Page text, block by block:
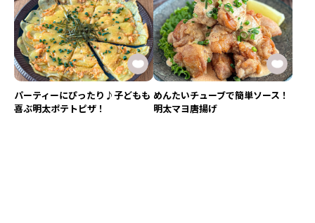
パーティーにぴったり♪子どもも
喜ぶ明太ポテトピザ！
めんたいチューブで簡単ソース！
明太マヨ唐揚げ